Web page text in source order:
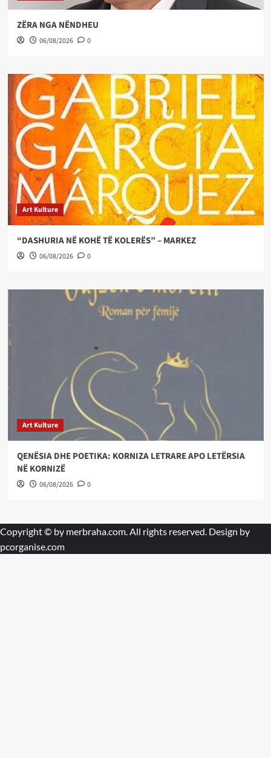
ZËRA NGA NËNDHEU
06/08/2026 0
Art Kulture
“DASHURIA NË KOHË TË KOLERËS” – MARKEZ
06/08/2026 0
Art Kulture
QENËSIA DHE POETIKA: KORNIZA LETRARE APO LETËRSIA
NË KORNIZË
06/08/2026 0
Copyright © by merbraha.com . All rights reserved. Design by
pcorganise.com